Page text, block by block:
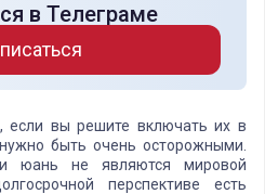
в Телеграме
если вы решите включать их в
быть очень осторожными.
юань не являются мировой
перспективе есть